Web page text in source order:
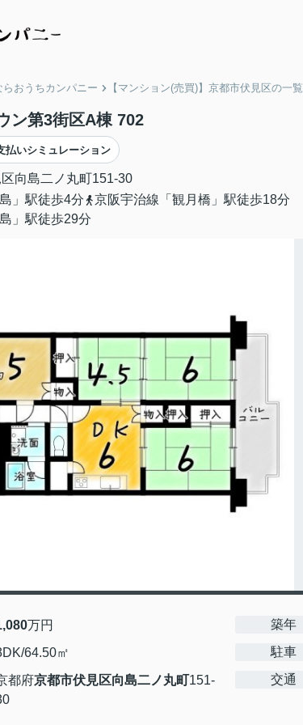
おうちカンパニー 【マンション(売買)】京都市伏見区の一覧
ン第3街区A棟 702
払いシミュレーション
向島二ノ丸町151-30
」駅徒歩4分
京阪宇治線「観月橋」駅徒歩18分
」駅徒歩29分
万円
64.50㎡
都府京都市伏見区向島二ノ丸町151-
築年
駐車
交通